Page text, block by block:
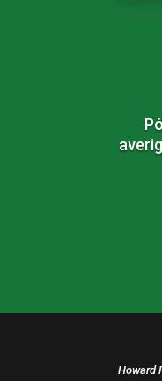
Howard